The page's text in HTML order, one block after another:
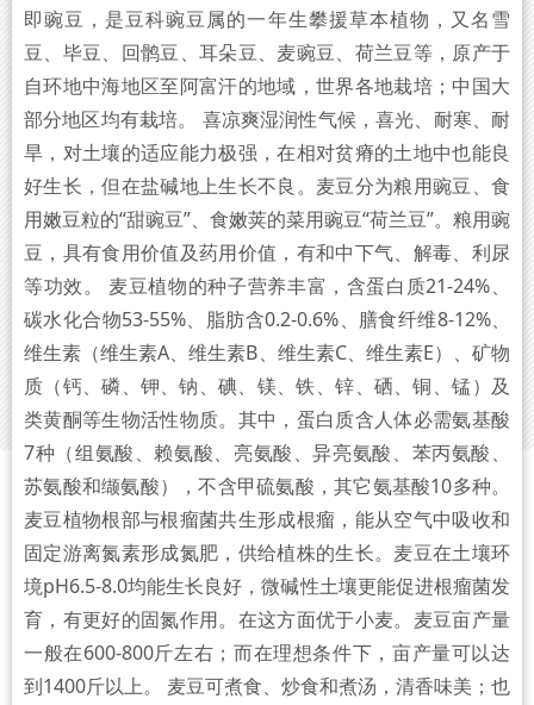
即豌豆，是豆科豌豆属的一年生攀援草本植物，又名雪
豆、毕豆、回鹘豆、耳朵豆、麦豌豆、荷兰豆等，原产于
自环地中海地区至阿富汗的地域，世界各地栽培；中国大
部分地区均有栽培。 喜凉爽湿润性气候，喜光、耐寒、耐
旱，对土壤的适应能力极强，在相对贫瘠的土地中也能良
好生长，但在盐碱地上生长不良。麦豆分为粮用豌豆、食
用嫩豆粒的“甜豌豆”、食嫩荚的菜用豌豆“荷兰豆”。粮用豌
豆，具有食用价值及药用价值，有和中下气、解毒、利尿
等功效。 麦豆植物的种子营养丰富，含蛋白质21-24%、
碳水化合物53-55%、脂肪含0.2-0.6%、膳食纤维8-12%、
维生素（维生素A‌、维生素B、维生素C‌、维生素E‌）、矿物
质（钙、磷‌、钾、钠、碘‌、镁‌、铁‌、锌‌、硒、铜‌‌、锰‌）及
类黄酮等生物活性物质。其中，蛋白质含人体必需氨基酸
7种（组氨酸、赖氨酸、亮氨酸、异亮氨酸、苯丙氨酸、
苏氨酸和缬氨酸），不含甲硫氨酸，其它氨基酸10多种。
麦豆植物根部与根瘤菌共生形成根瘤，能从空气中吸收和
固定游离氮素形成氮肥，供给植株的生长。麦豆在土壤环
境pH6.5-8.0均能生长良好，微碱性土壤更能促进根瘤菌发
育，有更好的固氮作用。在这方面优于小麦。麦豆亩产量
一般在600-800斤左右‌；而在理想条件下，亩产量可以达
到1400斤以上。‌ 麦豆可煮食、炒食和煮汤，清香味美；也